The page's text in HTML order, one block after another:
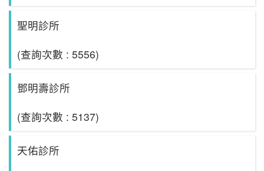
聖明診所
(查詢次數 : 5556)
鄧明壽診所
(查詢次數 : 5137)
天佑診所